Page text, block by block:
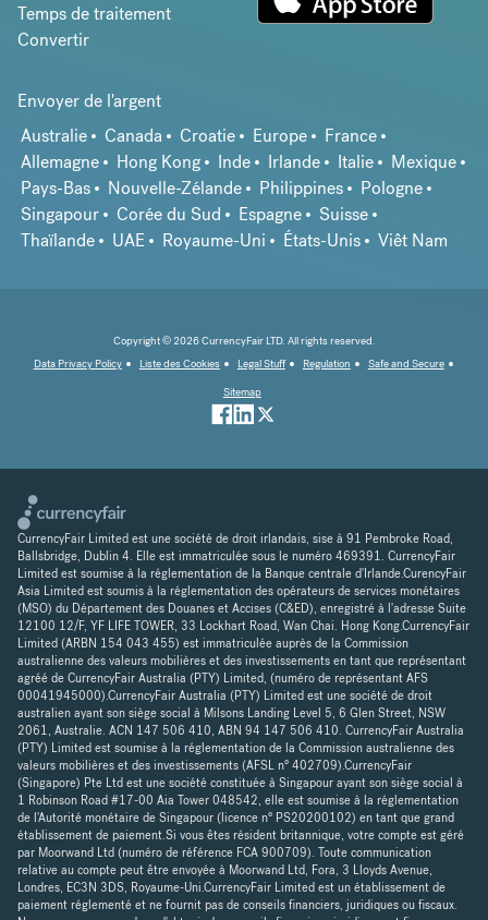
Temps de traitement
Convertir
Envoyer de l'argent
Australie
Canada Croatie Europe
France
Allemagne
Hong Kong Inde Irlande Italie
Mexique
Pays-Bas
Nouvelle-Zélande Philippines
Pologne
Singapour
Corée du Sud Espagne
Suisse
Thaïlande
UAE Royaume-Uni États-Unis Viêt Nam
Copyright © 2026 CurrencyFair LTD. All rights reserved.
Data Privacy Policy
Liste des Cookies Legal Stuff Regulation
Safe and Secure
Sitemap
CurrencyFair Limited est une société de droit irlandais, sise à 91 Pembroke Road,
Ballsbridge, Dublin 4. Elle est immatriculée sous le numéro 469391. CurrencyFair
Limited est soumise à la réglementation de la Banque centrale d'Irlande.CurencyFair
Asia Limited est soumis à la réglementation des opérateurs de services monétaires
(MSO) du Département des Douanes et Accises (C&ED), enregistré à l'adresse Suite
12100 12/F, YF LIFE TOWER, 33 Lockhart Road, Wan Chai. Hong Kong.CurrencyFair
Limited (ARBN 154 043 455) est immatriculée auprès de la Commission
australienne des valeurs mobilières et des investissements en tant que représentant
agréé de CurrencyFair Australia (PTY) Limited, (numéro de représentant AFS
00041945000).CurrencyFair Australia (PTY) Limited est une société de droit
australien ayant son siège social à Milsons Landing Level 5, 6 Glen Street, NSW
2061, Australie. ACN 147 506 410, ABN 94 147 506 410. CurrencyFair Australia
(PTY) Limited est soumise à la réglementation de la Commission australienne des
valeurs mobilières et des investissements (AFSL n° 402709).CurrencyFair
(Singapore) Pte Ltd est une société constituée à Singapour ayant son siège social à
1 Robinson Road #17-00 Aia Tower 048542, elle est soumise à la réglementation
de l'Autorité monétaire de Singapour (licence n° PS20200102) en tant que grand
établissement de paiement.Si vous êtes résident britannique, votre compte est géré
par Moorwand Ltd (numéro de référence FCA 900709). Toute communication
relative au compte peut être envoyée à Moorwand Ltd, Fora, 3 Lloyds Avenue,
Londres, EC3N 3DS, Royaume-Uni.CurrencyFair Limited est un établissement de
paiement réglementé et ne fournit pas de conseils financiers, juridiques ou fiscaux.